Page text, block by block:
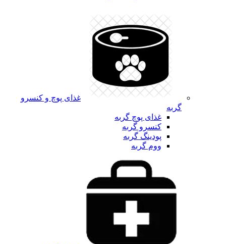
غذای پوچ و کنسرو
گربه
غذای پوچ گربه
کنسرو گربه
پودینگ گربه
ووم گربه